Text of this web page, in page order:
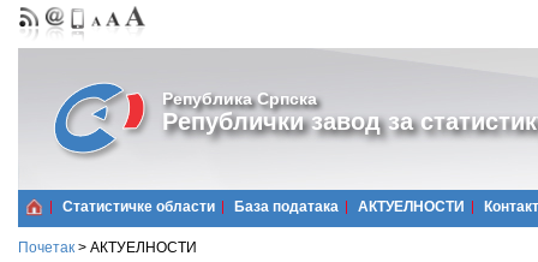
Република Српска
Републички завод за
Статистичке области Базa података АКТУЕЛНОСТИ Контакт
Почетак > АКТУЕЛНОСТИ